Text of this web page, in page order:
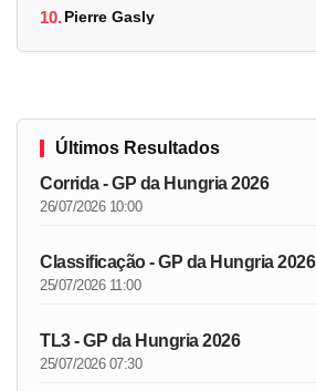
10.Pierre Gasly
Últimos Resultados
Corrida - GP da Hungria 2026
26/07/2026 10:00
Classificação - GP da Hungria 2026
25/07/2026 11:00
TL3 - GP da Hungria 2026
25/07/2026 07:30